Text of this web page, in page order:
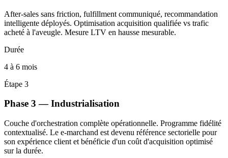
After-sales sans friction, fulfillment communiqué, recommandation
intelligente déployés. Optimisation acquisition qualifiée vs trafic
acheté à l'aveugle. Mesure LTV en hausse mesurable.
Durée
4 à 6 mois
Étape 3
Phase 3 — Industrialisation
Couche d'orchestration complète opérationnelle. Programme fidélité
contextualisé. Le e-marchand est devenu référence sectorielle pour
son expérience client et bénéficie d'un coût d'acquisition optimisé
sur la durée.